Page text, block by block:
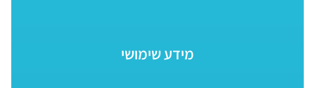
מידע שימושי